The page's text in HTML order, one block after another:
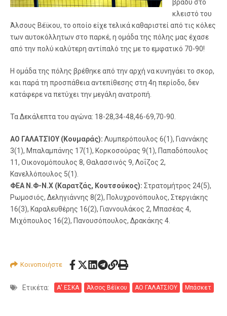
βράδυ στο
κλειστό του
Άλσους Βέϊκου, το οποίο είχε τελικά καθαριστεί από τις κόλες
των αυτοκόλλητων στο παρκέ, η ομάδα της πόλης μας έχασε
από την πολύ καλύτερη αντίπαλό της με το εμφατικό 70-90!
Η ομάδα της πόλης βρέθηκε από την αρχή να κυνηγάει το σκορ,
και παρά τη προσπάθεια αντεπίθεσης στη 4η περίοδο, δεν
κατάφερε να πετύχει την μεγάλη ανατροπή.
Τα Δεκάλεπτα του αγώνα: 18-28,34-48,46-69,70-90.
ΑΟ ΓΑΛΑΤΣΊΟΥ (Κουμαράς): Λυμπερόπουλος 6(1), Γιαννάκης
3(1), Μπαλαμπάνης 17(1), Κορκοσούρας 9(1), Παπαδόπουλος
11, Οικονομόπουλος 8, Θαλασσινός 9, Λοΐζος 2,
Κανελλόπουλος 5(1).
ΦΕΑ Ν.Φ-Ν.Χ (Καρατζάς, Κουτσούκος): Στρατομήτρος 24(5),
Ρωμοσιός, Δεληγιάννης 8(2), Πολυχρονόπουλος, Στεργιάκης
16(3), Καραλευθέρης 16(2), Γιαννουλάκος 2, Μπασέας 4,
Μιχόπουλος 16(2), Πανουσόπουλος, Δρακάκης 4.
Κοινοποιήστε
Ετικέτα: Α' ΕΣΚΑ Άλσος Βέϊκου ΑΟ ΓΑΛΑΤΣΙΟΥ Μπάσκετ